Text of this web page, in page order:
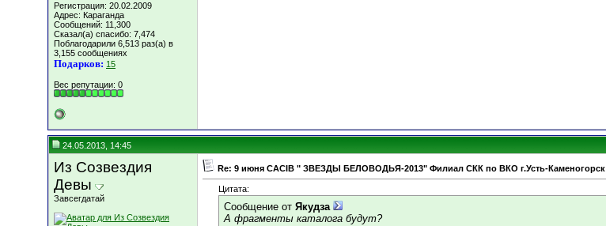
Регистрация: 20.02.2009
Адрес: Караганда
Сообщений: 11,300
Сказал(а) спасибо: 7,474
Поблагодарили 6,513 раз(а) в
3,155 сообщениях
Подарков: 15
Вес репутации: 0
24.05.2013, 14:45
Из Созвездия
Девы
Завсегдатай
Re: 9 июня СACIB " ЗВЕЗДЫ БЕЛОВОДЬЯ-2013" Филиал СКК по ВКО г.Усть-Каменогорск
Цитата:
Сообщение от Якудза
А фрагменты каталога будут?